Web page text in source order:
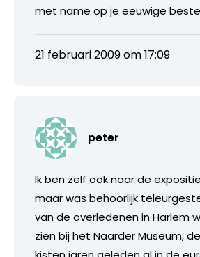
met name op je eeuwige
21 februari 2009 om 17:09
peter
Ik ben zelf ook naar de
maar was behoorlijk
van de overledenen in Harlem
zien bij het Naarder Museum,